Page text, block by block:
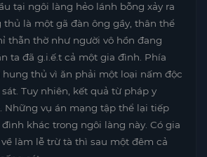
tại ngôi làng hẻo lánh bỗng xảy ra
thủ là một gã đàn ông gầy, thân thể
thẫn thờ như người vô hồn đang
ta đã g.i.ế.t cả một gia đình. Phía
hung thủ vì ăn phải một loại nấm độc
Tuy nhiên, kết quả từ pháp y
Những vụ án mạng tập thể lại tiếp
khác trong ngôi làng này. Có gia
làm lễ trừ tà thì sau một đêm cả